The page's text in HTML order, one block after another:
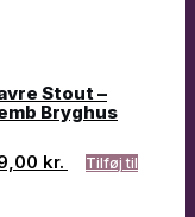
Stout –
Bryghus
kr.
Tilføj til